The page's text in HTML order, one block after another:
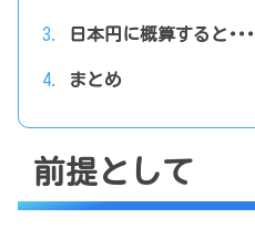
日本円に概算すると･･･
まとめ
前提として